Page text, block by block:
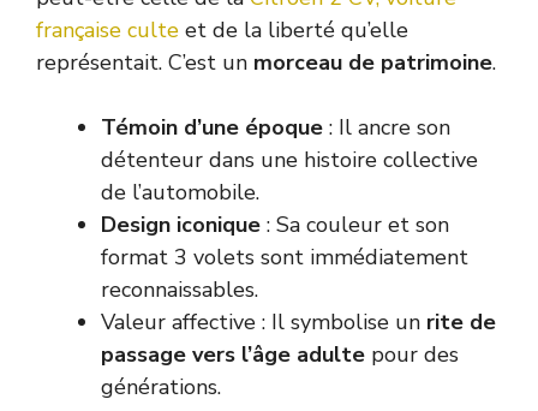
française culte et de la liberté qu’elle
représentait. C’est un morceau de patrimoine.
Témoin d’une époque : Il ancre son
détenteur dans une histoire collective
de l’automobile.
Design iconique : Sa couleur et son
format 3 volets sont immédiatement
reconnaissables.
Valeur affective : Il symbolise un rite de
passage vers l’âge adulte pour des
générations.